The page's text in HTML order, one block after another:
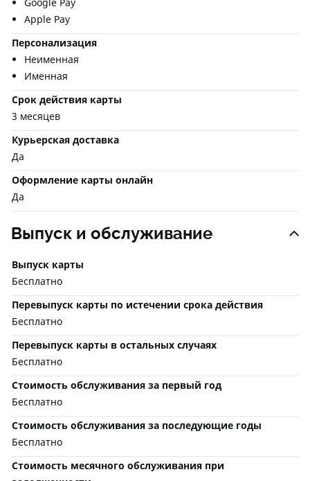
Apple Pay
Персонализация
Неименная
Именная
Срок действия карты
3 месяцев
Курьерская доставка
Да
Оформление карты онлайн
Да
Выпуск и обслуживание
Выпуск карты
Бесплатно
Перевыпуск карты по истечении срока действия
Бесплатно
Перевыпуск карты в остальных случаях
Бесплатно
Стоимость обслуживания за первый год
Бесплатно
Стоимость обслуживания за последующие годы
Бесплатно
Стоимость месячного обслуживания при